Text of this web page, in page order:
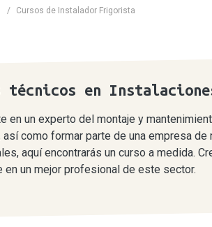
/ Cursos de Instalador Frigorista
técnicos en
en un experto del montaje y
así como formar parte de una empresa
aquí encontrarás un curso a medida.
en un mejor profesional de este sector.